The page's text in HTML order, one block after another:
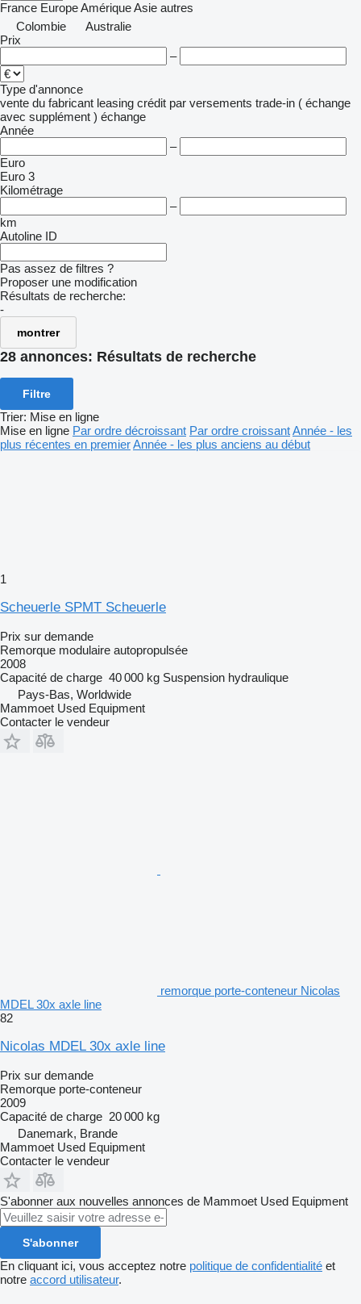
France EuropeAmériqueAsie autres
Colombie
Australie
Prix
–
Type d'annonce
vente du fabricant leasing crédit par versements trade-in ( échange
avec supplément ) échange
Année
–
Euro
Euro 3
Kilométrage
–
km
Autoline ID
Pas assez de filtres ?
Proposer une modification
Résultats de recherche:
-
montrer
28 annonces: Résultats de recherche
Filtre
Trier: Mise en ligne
Mise en ligne Par ordre décroissant Par ordre croissantAnnée - les
plus récentes en premierAnnée - les plus anciens au début
1
Scheuerle SPMT Scheuerle
Prix sur demande
Remorque modulaire autopropulsée
2008
Capacité de charge 40 000 kg Suspension hydraulique
Pays-Bas, Worldwide
Mammoet Used Equipment
Contacter le vendeur
remorque porte-conteneur Nicolas
MDEL 30x axle line
82
Nicolas MDEL 30x axle line
Prix sur demande
Remorque porte-conteneur
2009
Capacité de charge 20 000 kg
Danemark, Brande
Mammoet Used Equipment
Contacter le vendeur
S'abonner aux nouvelles annonces de Mammoet Used Equipment
S'abonner
En cliquant ici, vous acceptez notre politique de confidentialité et
notre accord utilisateur.